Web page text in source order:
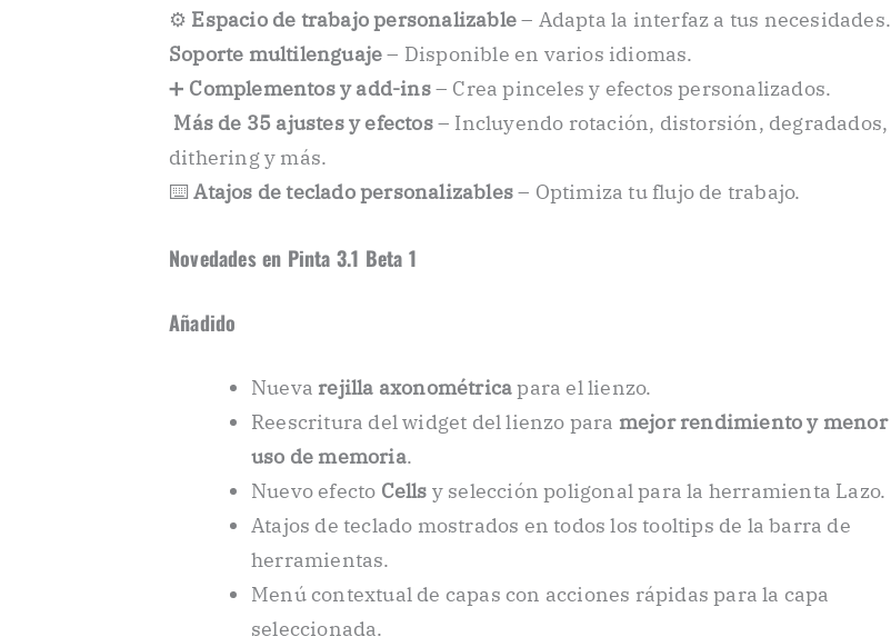
⚙️ Espacio de trabajo personalizable– Adapta la interfaz a tus necesidades.
Soporte multilenguaje– Disponible en varios idiomas.
➕ Complementos y add-ins– Crea pinceles y efectos personalizados.
Más de 35 ajustes y efectos– Incluyendo rotación, distorsión, degradados,
dithering y más.
⌨️Atajos de teclado personalizables– Optimiza tu flujo de trabajo.
Novedades en Pinta 3.1 Beta 1
Añadido
Nueva rejilla axonométricapara el lienzo.
Reescritura del widget del lienzo para mejor rendimiento y menor
uso de memoria.
Nuevo efecto Cells y selección poligonal para la herramienta Lazo.
Atajos de teclado mostrados en todos los tooltips de la barra de
herramientas.
Menú contextual de capas con acciones rápidas para la capa
seleccionada.